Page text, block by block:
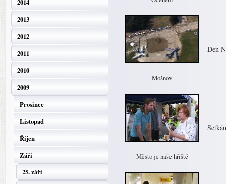
2014
2013
2012
2011
2010
2009
Prosinec
Listopad
Říjen
Září
25. září
Den
Mošnov
Město je naše hřiště